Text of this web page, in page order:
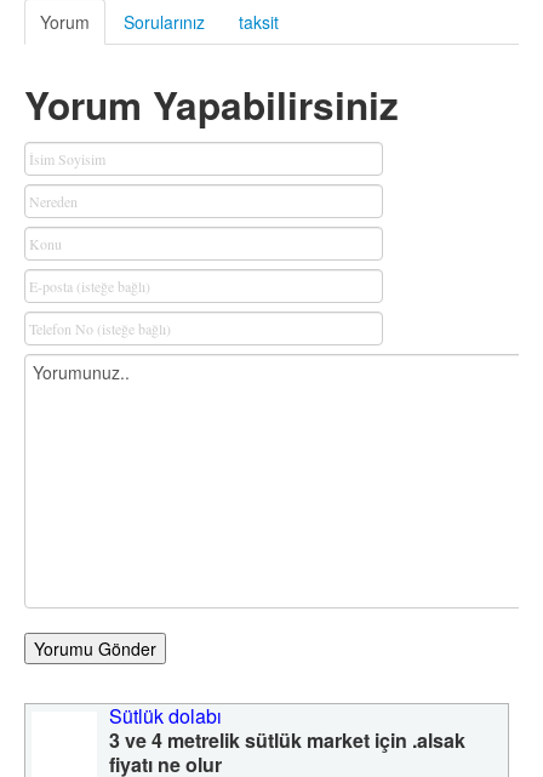
Yorum Sorularınız taksit
Yorum Yapabilirsiniz
Yorumu Gönder
Sütlük dolabı
3 ve 4 metrelik sütlük market için .alsak
fiyatı ne olur